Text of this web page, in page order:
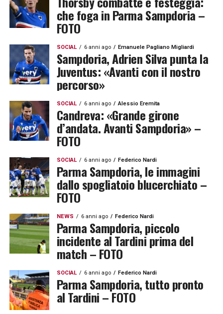
che foga in Parma Sampdoria –
FOTO
SOCIAL 6 anni ago Emanuele Pagliano Migliardi
Sampdoria, Adrien Silva punta la
Juventus: «Avanti con il nostro
percorso»
SOCIAL 6 anni ago Alessio Eremita
Candreva: «Grande girone
d’andata. Avanti Sampdoria» –
FOTO
SOCIAL 6 anni ago Federico Nardi
Parma Sampdoria, le immagini
dallo spogliatoio blucerchiato –
FOTO
NEWS 6 anni ago Federico Nardi
Parma Sampdoria, piccolo
incidente al Tardini prima del
match – FOTO
SOCIAL 6 anni ago Federico Nardi
Parma Sampdoria, tutto pronto
al Tardini – FOTO